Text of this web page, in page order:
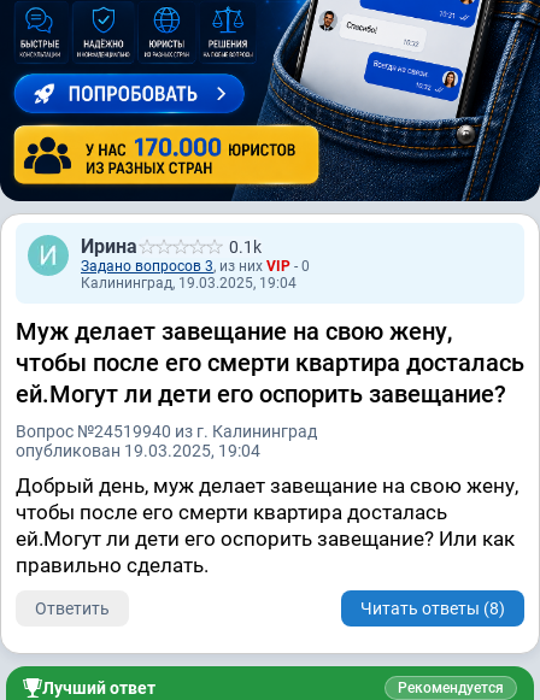
Ирина 0.1k
Задано вопросов 3, из них VIP - 0
Калининград, 19.03.2025, 19:04
Муж делает завещание на свою жену,
чтобы после его смерти квартира досталась
ей.Могут ли дети его оспорить завещание?
Вопрос №24519940 из г. Калининград
опубликован 19.03.2025, 19:04
Добрый день, муж делает завещание на свою жену,
чтобы после его смерти квартира досталась
ей.Могут ли дети его оспорить завещание? Или как
правильно сделать.
Ответить Читать ответы (8)
Лучший ответ Рекомендуется